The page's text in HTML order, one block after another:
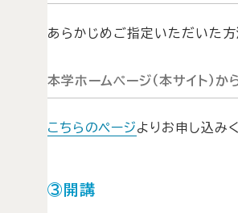
あらかじめご指定いただいた
本学ホームページ（本サイト）
こちらのページよりお申し込み
③開講